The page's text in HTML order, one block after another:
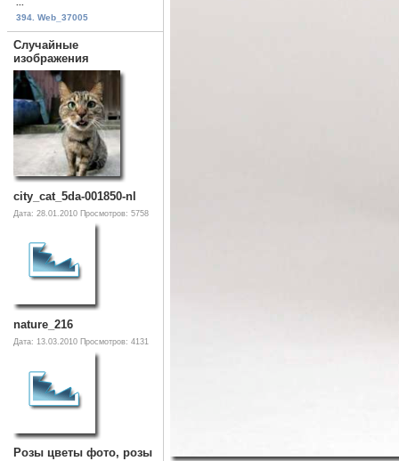
394. Web_37005
Случайные
изображения
city_cat_5da-001850-nl
Дата: 28.01.2010 Просмотров: 5758
nature_216
Дата: 13.03.2010 Просмотров: 4131
Розы цветы фото, розы